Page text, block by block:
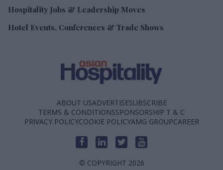
Hospitality Jobs & Leadership Moves
Hotel Events, Conferences & Trade Shows
ABOUT USADVERTISESUBSCRIBE
TERMS & CONDITIONSSPONSORSHIP T & C
PRIVACY POLICYCOOKIE POLICYAMG GROUPCAREER
© COPYRIGHT 2026